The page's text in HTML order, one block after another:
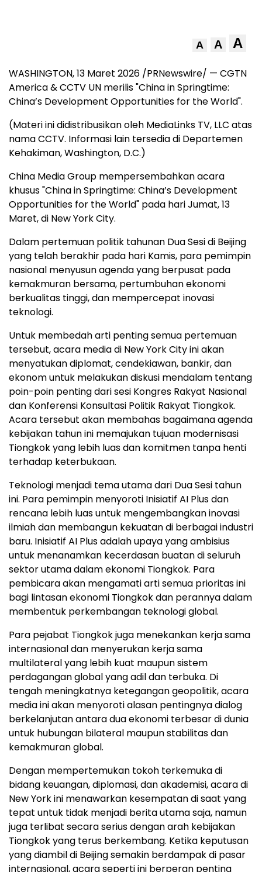
A A A
WASHINGTON,13 Maret 2026 /PRNewswire/ — CGTN
America & CCTV UN merilis "China in Springtime:
China’s Development Opportunities for the World".
(Materi ini didistribusikan oleh MediaLinks TV, LLC atas
nama CCTV. Informasi lain tersedia di Departemen
Kehakiman, Washington, D.C.)
China Media Group mempersembahkan acara
khusus "China in Springtime: China’s Development
Opportunities for the World" pada hari Jumat, 13
Maret, di New York City.
Dalam pertemuan politik tahunan Dua Sesi di Beijing
yang telah berakhir pada hari Kamis, para pemimpin
nasional menyusun agenda yang berpusat pada
kemakmuran bersama, pertumbuhan ekonomi
berkualitas tinggi, dan mempercepat inovasi
teknologi.
Untuk membedah arti penting semua pertemuan
tersebut, acara media di New York City ini akan
menyatukan diplomat, cendekiawan, bankir, dan
ekonom untuk melakukan diskusi mendalam tentang
poin-poin penting dari sesi Kongres Rakyat Nasional
dan Konferensi Konsultasi Politik Rakyat Tiongkok.
Acara tersebut akan membahas bagaimana agenda
kebijakan tahun ini memajukan tujuan modernisasi
Tiongkok yang lebih luas dan komitmen tanpa henti
terhadap keterbukaan.
Teknologi menjadi tema utama dari Dua Sesi tahun
ini. Para pemimpin menyoroti Inisiatif AI Plus dan
rencana lebih luas untuk mengembangkan inovasi
ilmiah dan membangun kekuatan di berbagai industri
baru. Inisiatif AI Plus adalah upaya yang ambisius
untuk menanamkan kecerdasan buatan di seluruh
sektor utama dalam ekonomi Tiongkok. Para
pembicara akan mengamati arti semua prioritas ini
bagi lintasan ekonomi Tiongkok dan perannya dalam
membentuk perkembangan teknologi global.
Para pejabat Tiongkok juga menekankan kerja sama
internasional dan menyerukan kerja sama
multilateral yang lebih kuat maupun sistem
perdagangan global yang adil dan terbuka. Di
tengah meningkatnya ketegangan geopolitik, acara
media ini akan menyoroti alasan pentingnya dialog
berkelanjutan antara dua ekonomi terbesar di dunia
untuk hubungan bilateral maupun stabilitas dan
kemakmuran global.
Dengan mempertemukan tokoh terkemuka di
bidang keuangan, diplomasi, dan akademisi, acara di
New York ini menawarkan kesempatan di saat yang
tepat untuk tidak menjadi berita utama saja, namun
juga terlibat secara serius dengan arah kebijakan
Tiongkok yang terus berkembang. Ketika keputusan
yang diambil di Beijing semakin berdampak di pasar
internasional, acara seperti ini berperan penting